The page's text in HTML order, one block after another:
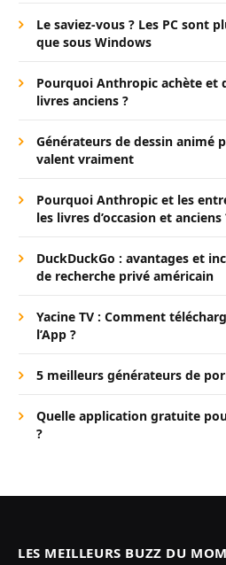
Le saviez-vous ? Les PC sont
que sous Windows
Pourquoi Anthropic achète et
livres anciens ?
Générateurs de dessin animé
valent vraiment
Pourquoi Anthropic et les
les livres d’occasion et anciens
DuckDuckGo : avantages et
de recherche privé américain
Yacine TV : Comment
l’App ?
5 meilleurs générateurs de
Quelle application gratuite
?
LES MEILLEURS BUZZ DU